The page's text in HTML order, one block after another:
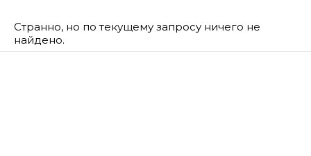
Странно, но по текущему запросу ничего не
найдено.